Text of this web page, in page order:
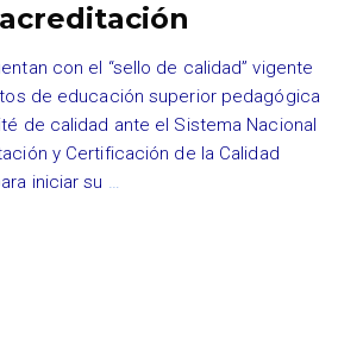
con el “sello de calidad” vigente
de educación superior pedagógica
de calidad ante el Sistema Nacional
y Certificación de la Calidad
iniciar su …